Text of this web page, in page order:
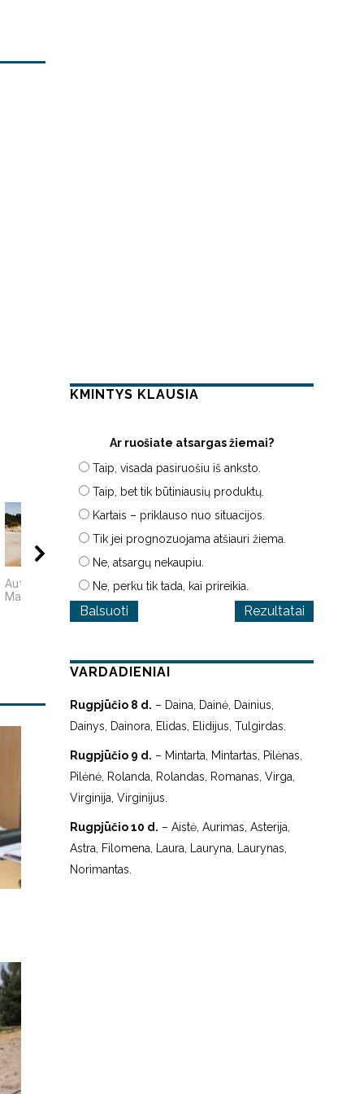
00:09
Autorius Edgaras
Mascinskas
„MIRĘS INTERNETAS“:
KODĖL DIDŽIOJI DALIS
KMINTYS KLAUSIA
Ar ruošiate atsargas žiemai?
Taip, visada pasiruošiu iš anksto.
Taip, bet tik būtiniausių produktų.
Kartais – priklauso nuo situacijos.
Tik jei prognozuojama atšiauri žiema.
Ne, atsargų nekaupiu.
Ne, perku tik tada, kai prireikia.
Rezultatai
VARDADIENIAI
Rugpjūčio 8 d. – Daina, Dainė, Dainius,
Dainys, Dainora, Elidas, Elidijus, Tulgirdas.
Rugpjūčio 9 d. – Mintarta, Mintartas, Pilėnas,
Pilėnė, Rolanda, Rolandas, Romanas, Virga,
Virginija, Virginijus.
Rugpjūčio 10 d. – Aistė, Aurimas, Asterija,
Astra, Filomena, Laura, Lauryna, Laurynas,
Norimantas.